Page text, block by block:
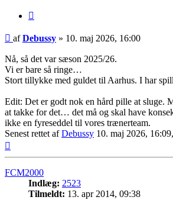
Indlæg
afDebussy » 10. maj 2026, 16:00
Nå, så det var sæson 2025/26.
Vi er bare så ringe…
Stort tillykke med guldet til Aarhus. I har
Edit: Det er godt nok en hård pille at sluge.
at takke for det… det må og skal have
ikke en fyreseddel til vores trænerteam.
Senest rettet afDebussy 10. maj 2026,
FCM2000
Indlæg: 2523
Tilmeldt: 13. apr 2014, 09:38